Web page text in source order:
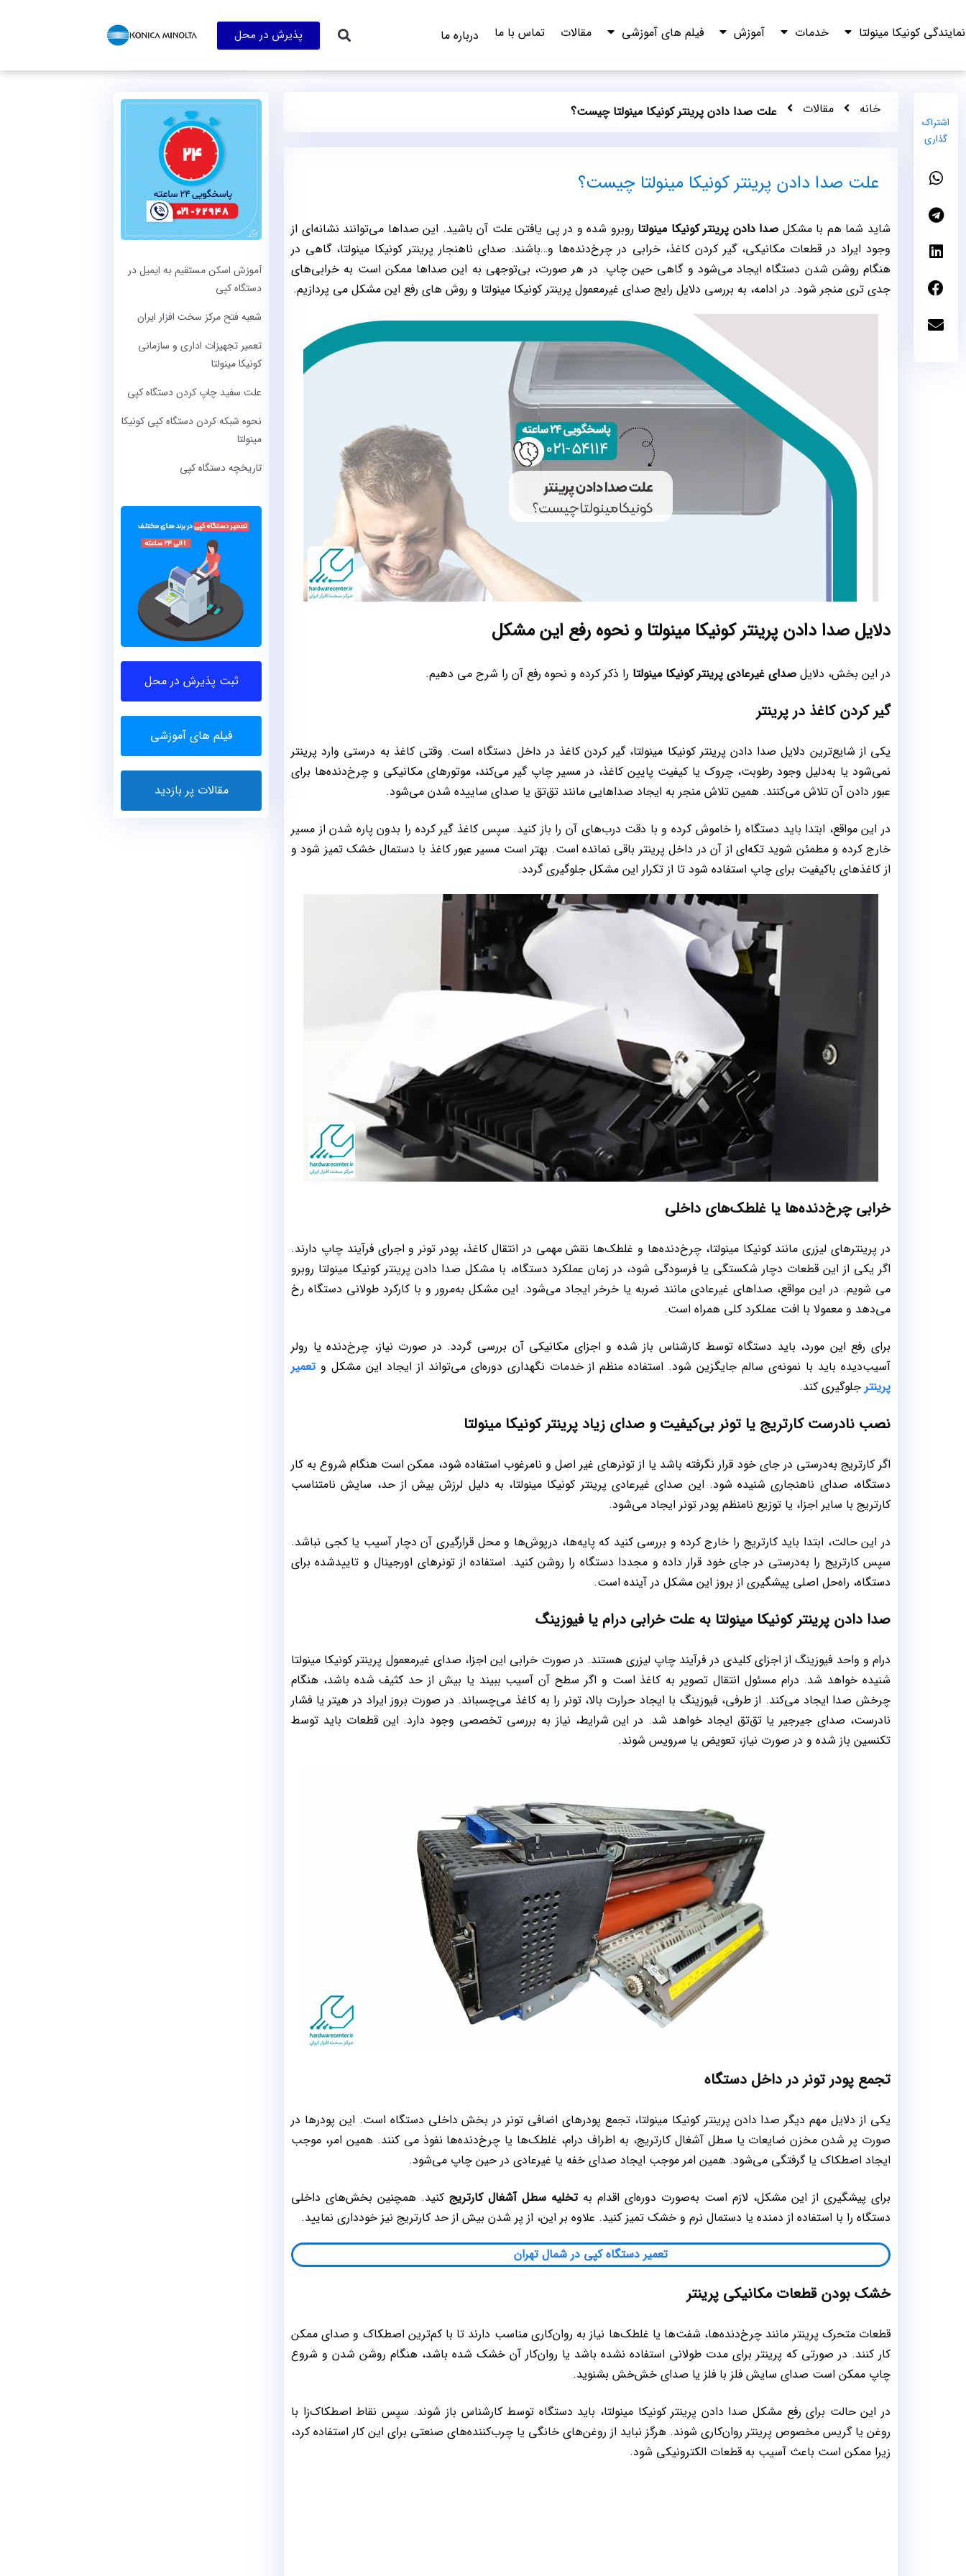
نمایندگی کونیکا مینولتا خدمات آموزش فیلم های آموزشی مقالات تماس با ما درباره ما پذیرش در محل
اشتراک
گذاری
خانه مقالات علت صدا دادن پرینتر کونیکا مینولتا چیست؟
علت صدا دادن پرینتر کونیکا مینولتا چیست؟
شاید شما هم با مشکل صدا دادن پرینتر کونیکا مینولتا روبرو شده و در پی یافتن علت آن باشید. این صداها می‌توانند نشانه‌ای از
وجود ایراد در قطعات مکانیکی، گیر کردن کاغذ، خرابی در چرخ‌دنده‌ها و…باشند. صدای ناهنجار پرینتر کونیکا مینولتا، گاهی در
هنگام روشن شدن دستگاه ایجاد می‌شود و گاهی حین چاپ. در هر صورت، بی‌توجهی به این صداها ممکن است به خرابی‌های
جدی‌ تری منجر شود. در ادامه، به بررسی دلایل رایج صدای غیرمعمول پرینتر کونیکا مینولتا و روش های رفع این مشکل می‌ پردازیم.
دلایل صدا دادن پرینتر کونیکا مینولتا و نحوه رفع این مشکل
در این بخش، دلایل صدای غیرعادی پرینتر کونیکا مینولتا را ذکر کرده و نحوه رفع آن را شرح می دهیم.
گیر کردن کاغذ در پرینتر
یکی از شایع‌ترین دلایل صدا دادن پرینتر کونیکا مینولتا، گیر کردن کاغذ در داخل دستگاه است. وقتی کاغذ به درستی وارد پرینتر
نمی‌شود یا به‌دلیل وجود رطوبت، چروک‌ یا کیفیت پایین کاغذ، در مسیر چاپ گیر می‌کند، موتورهای مکانیکی و چرخ‌دنده‌ها برای
عبور دادن آن تلاش می‌کنند. همین تلاش منجر به ایجاد صداهایی مانند تق‌تق یا صدای ساییده شدن می‌شود.
در این مواقع، ابتدا باید دستگاه را خاموش کرده و با دقت درب‌های آن را باز کنید. سپس کاغذ گیر کرده را بدون پاره شدن از مسیر
خارج کرده و مطمئن شوید تکه‌ای از آن در داخل پرینتر باقی نمانده است. بهتر است مسیر عبور کاغذ با دستمال خشک تمیز شود و
از کاغذهای باکیفیت برای چاپ استفاده شود تا از تکرار این مشکل جلوگیری گردد.
خرابی چرخ‌دنده‌ها یا غلطک‌های داخلی
در پرینترهای لیزری مانند کونیکا مینولتا، چرخ‌دنده‌ها و غلطک‌ها نقش مهمی در انتقال کاغذ، پودر تونر و اجرای فرآیند چاپ دارند.
اگر یکی از این قطعات دچار شکستگی یا فرسودگی شود، در زمان عملکرد دستگاه، با مشکل صدا دادن پرینتر کونیکا مینولتا روبرو
می شویم. در این مواقع، صداهای غیرعادی مانند ضربه یا خرخر ایجاد می‌شود. این مشکل به‌مرور و با کارکرد طولانی دستگاه رخ
می‌دهد و معمولا با افت عملکرد کلی همراه است.
برای رفع این مورد، باید دستگاه توسط کارشناس باز شده و اجزای مکانیکی آن بررسی گردد. در صورت نیاز، چرخ‌دنده یا رولر
آسیب‌دیده باید با نمونه‌ی سالم جایگزین شود. استفاده منظم از خدمات نگهداری دوره‌ای می‌تواند از ایجاد این مشکل وتعمیر
پرینتر جلوگیری کند.
نصب نادرست کارتریج یا تونر بی‌کیفیت و صدای زیاد پرینتر کونیکا مینولتا
اگر کارتریج به‌درستی در جای خود قرار نگرفته باشد یا از تونرهای غیر اصل و نامرغوب استفاده شود، ممکن است هنگام شروع به کار
دستگاه، صدای ناهنجاری شنیده شود. این صدای غیرعادی پرینتر کونیکا مینولتا، به دلیل لرزش بیش از حد، سایش نامتناسب
کارتریج با سایر اجزا، یا توزیع نامنظم پودر تونر ایجاد می‌شود.
در این حالت، ابتدا باید کارتریج را خارج کرده و بررسی کنید که پایه‌ها، درپوش‌ها و محل قرارگیری آن دچار آسیب یا کجی نباشد.
سپس کارتریج را به‌درستی در جای خود قرار داده و مجددا دستگاه را روشن کنید. استفاده از تونرهای اورجینال و تاییدشده برای
دستگاه، راه‌حل اصلی پیشگیری از بروز این مشکل در آینده است.
صدا دادن پرینتر کونیکا مینولتا به علت خرابی درام یا فیوزینگ
درام و واحد فیوزینگ از اجزای کلیدی در فرآیند چاپ لیزری هستند. در صورت خرابی این اجزا، صدای غیرمعمول پرینتر کونیکا مینولتا
شنیده خواهد شد. درام مسئول انتقال تصویر به کاغذ است و اگر سطح آن آسیب ببیند یا بیش از حد کثیف شده باشد، هنگام
چرخش صدا ایجاد می‌کند. از طرفی، فیوزینگ با ایجاد حرارت بالا، تونر را به کاغذ می‌چسباند. در صورت بروز ایراد در هیتر یا فشار
نادرست، صدای جیرجیر یا تق‌تق ایجاد خواهد شد. در این شرایط، نیاز به بررسی تخصصی وجود دارد. این قطعات باید توسط
تکنسین باز شده و در صورت نیاز، تعویض یا سرویس شوند.
تجمع پودر تونر در داخل دستگاه
یکی از دلایل مهم دیگر صدا دادن پرینتر کونیکا مینولتا، تجمع پودرهای اضافی تونر در بخش داخلی دستگاه است. این پودرها در
صورت پر شدن مخزن ضایعات یا سطل آشغال کارتریج، به اطراف درام، غلطک‌ها یا چرخ‌دنده‌ها نفوذ می کنند. همین امر، موجب
ایجاد اصطکاک یا گرفتگی می‌شود. همین امر موجب ایجاد صدای خفه یا غیرعادی در حین چاپ می‌شود.
برای پیشگیری از این مشکل، لازم است به‌صورت دوره‌ای اقدام بهتخلیه سطل آشغال کارتریج کنید. همچنین بخش‌های داخلی
دستگاه را با استفاده از دمنده یا دستمال نرم و خشک تمیز کنید. علاوه بر این، از پر شدن بیش از حد کارتریج نیز خودداری نمایید.
تعمیر دستگاه کپی در شمال تهران
خشک بودن قطعات مکانیکی پرینتر
قطعات متحرک پرینتر مانند چرخ‌دنده‌ها، شفت‌ها یا غلطک‌ها نیاز به روان‌کاری مناسب دارند تا با کم‌ترین اصطکاک و صدای ممکن
کار کنند. در صورتی که پرینتر برای مدت طولانی استفاده نشده باشد یا روان‌کار آن خشک شده باشد، هنگام روشن شدن و شروع
چاپ ممکن است صدای سایش فلز با فلز یا صدای خش‌خش بشنوید.
در این حالت برای رفع مشکل صدا دادن پرینتر کونیکا مینولتا، باید دستگاه توسط کارشناس باز شوند. سپس نقاط اصطکاک‌زا با
روغن یا گریس مخصوص پرینتر روان‌کاری شوند. هرگز نباید از روغن‌های خانگی یا چرب‌کننده‌های صنعتی برای این کار استفاده کرد،
زیرا ممکن است باعث آسیب به قطعات الکترونیکی شود.
آموزش اسکن مستقیم به ایمیل در
دستگاه کپی
شعبه فتح مرکز سخت ‌افزار ایران
تعمیر تجهیزات اداری و سازمانی
کونیکا مینولتا
علت سفید چاپ کردن دستگاه کپی
نحوه شبکه کردن دستگاه کپی کونیکا
مینولتا
تاریخچه دستگاه کپی
ثبت پذیرش در محل
فیلم های آموزشی
مقالات پر بازدید